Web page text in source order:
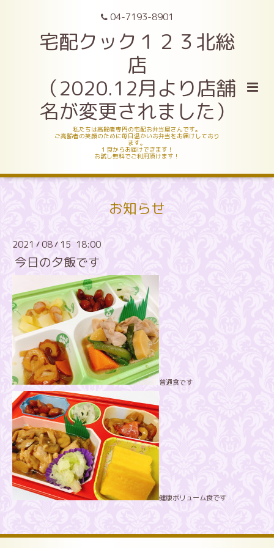
04-7193-8901
宅配クック１２３北総
店
（2020.12月より店舗
名が変更されました）
私たちは高齢者専門の宅配お弁当屋さんです。
ご高齢者の笑顔のために毎日温かいお弁当をお届けしており
ます。
１食からお届けできます！
お試し無料でご利用頂けます！
お知らせ
2021 /08/ 15 18:00
今日の夕飯です
普通食です
健康ボリューム食です